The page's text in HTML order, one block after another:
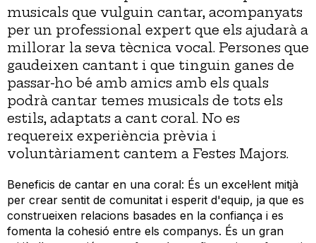
musicals que vulguin cantar, acompanyats
per un professional expert que els ajudarà a
millorar la seva tècnica vocal. Persones que
gaudeixen cantant i que tinguin ganes de
passar-ho bé amb amics amb els quals
podrà cantar temes musicals de tots els
estils, adaptats a cant coral. No es
requereix experiència prèvia i
voluntàriament cantem a Festes Majors.
Beneficis de cantar en una coral: És un excel·lent mitjà
per crear sentit de comunitat i esperit d'equip, ja que es
construeixen relacions basades en la confiança i es
fomenta la cohesió entre els companys. És un gran